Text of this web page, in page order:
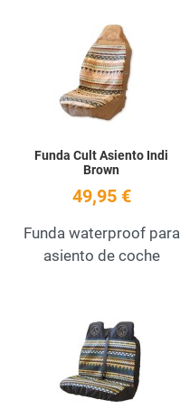
Funda Cult Asiento Indi
Brown
49,95 €
Funda waterproof para
asiento de coche